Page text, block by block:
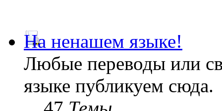
На ненашем языке!
Любые переводы или
языке публикуем сюда.